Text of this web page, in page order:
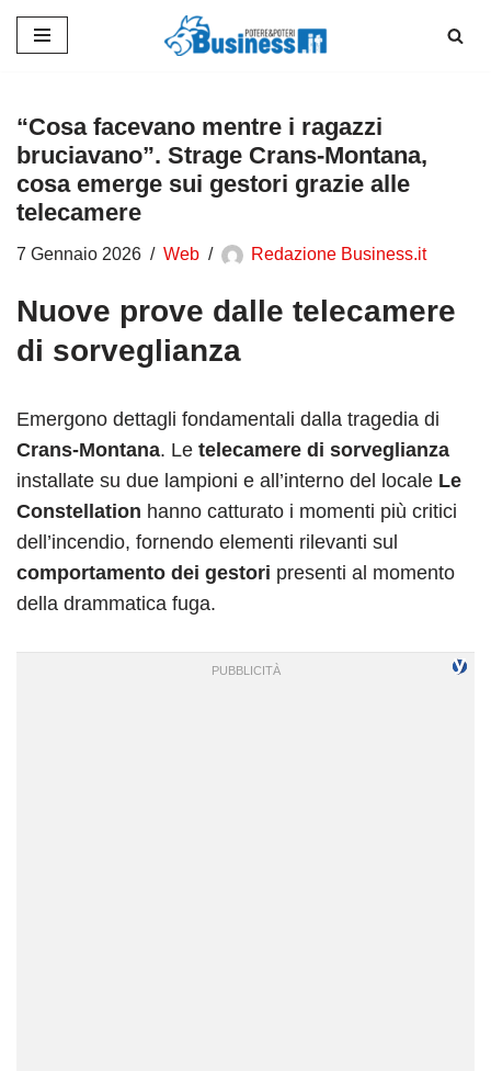
contenuto
“Cosa facevano mentre i ragazzi
bruciavano”. Strage Crans-Montana,
cosa emerge sui gestori grazie alle
telecamere
7 Gennaio 2026 Web Redazione Business.it
Nuove prove dalle telecamere
di sorveglianza
Emergono dettagli fondamentali dalla tragedia di
Crans-Montana. Le telecamere di sorveglianza
installate su due lampioni e all’interno del locale Le
Constellation hanno catturato i momenti più critici
dell’incendio, fornendo elementi rilevanti sul
comportamento dei gestori presenti al momento
della drammatica fuga.